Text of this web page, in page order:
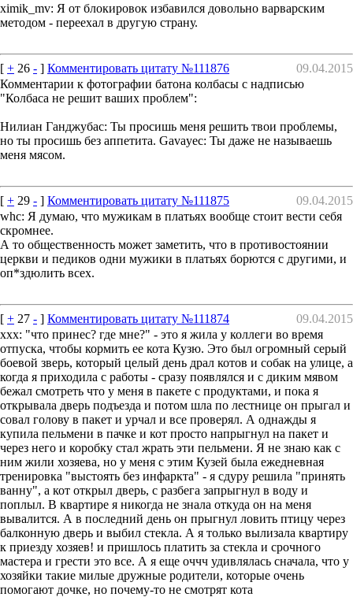
ximik_mv: Я от блокировок избавился довольно варварским
методом - переехал в другую страну.
[ + 26 - ] Комментировать цитату №111876
09.04.2015
Комментарии к фотографии батона колбасы с надписью
"Колбаса не решит ваших проблем":
Нилиан Ганджубас: Ты просишь меня решить твои проблемы,
но ты просишь без аппетита. Gavayec: Ты даже не называешь
меня мясом.
[ + 29 - ] Комментировать цитату №111875
09.04.2015
whc: Я думаю, что мужикам в платьях вообще стоит вести себя
скромнее.
А то общественность может заметить, что в противостоянии
церкви и педиков одни мужики в платьях борются с другими, и
оп*здюлить всех.
[ + 27 - ] Комментировать цитату №111874
09.04.2015
ххх: "что принес? где мне?" - это я жила у коллеги во время
отпуска, чтобы кормить ее кота Кузю. Это был огромный серый
боевой зверь, который целый день драл котов и собак на улице, а
когда я приходила с работы - сразу появлялся и с диким мявом
бежал смотреть что у меня в пакете с продуктами, и пока я
открывала дверь подъезда и потом шла по лестнице он прыгал и
совал голову в пакет и урчал и все проверял. А однажды я
купила пельмени в пачке и кот просто напрыгнул на пакет и
через него и коробку стал жрать эти пельмени. Я не знаю как с
ним жили хозяева, но у меня с этим Кузей была ежедневная
тренировка "выстоять без инфаркта" - я сдуру решила "принять
ванну", а кот открыл дверь, с разбега запрыгнул в воду и
поплыл. В квартире я никогда не знала откуда он на меня
вывалится. А в последний день он прыгнул ловить птицу через
балконную дверь и выбил стекла. А я только вылизала квартиру
к приезду хозяев! и пришлось платить за стекла и срочного
мастера и грести это все. А я еще оччч удивлялась сначала, что у
хозяйки такие милые дружные родители, которые очень
помогают дочке, но почему-то не смотрят кота